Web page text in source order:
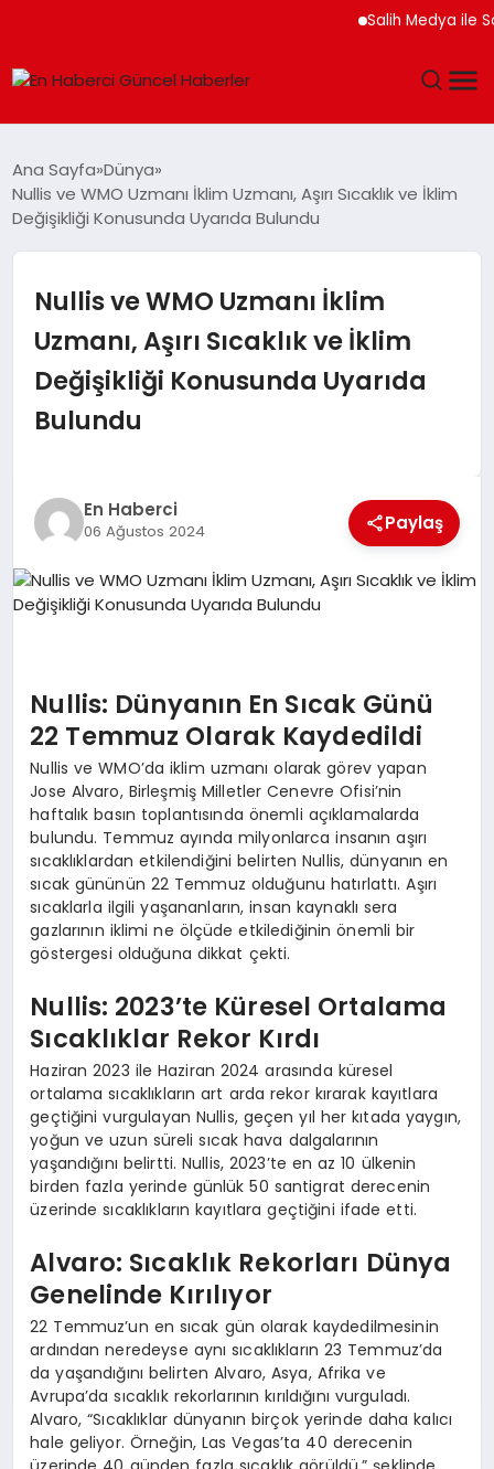
Salih Medya ile
SPOR
MAGAZIN
EKONOMI
SIYASET
Ana Sayfa Dünya
Nullis ve WMO Uzmanı İklim Uzmanı, Aşırı Sıcaklık ve İklim
Değişikliği Konusunda Uyarıda Bulundu
Nullis ve WMO Uzmanı İklim
Uzmanı, Aşırı Sıcaklık ve İklim
Değişikliği Konusunda Uyarıda
Bulundu
En Haberci
06 Ağustos 2024 Paylaş
Nullis: Dünyanın En Sıcak Günü
22 Temmuz Olarak Kaydedildi
Nullis ve WMO’da iklim uzmanı olarak görev yapan
Jose Alvaro, Birleşmiş Milletler Cenevre Ofisi’nin
haftalık basın toplantısında önemli açıklamalarda
bulundu. Temmuz ayında milyonlarca insanın aşırı
sıcaklıklardan etkilendiğini belirten Nullis, dünyanın en
sıcak gününün 22 Temmuz olduğunu hatırlattı. Aşırı
sıcaklarla ilgili yaşananların, insan kaynaklı sera
gazlarının iklimi ne ölçüde etkilediğinin önemli bir
göstergesi olduğuna dikkat çekti.
Nullis: 2023’te Küresel Ortalama
Sıcaklıklar Rekor Kırdı
Haziran 2023 ile Haziran 2024 arasında küresel
ortalama sıcaklıkların art arda rekor kırarak kayıtlara
geçtiğini vurgulayan Nullis, geçen yıl her kıtada yaygın,
yoğun ve uzun süreli sıcak hava dalgalarının
yaşandığını belirtti. Nullis, 2023’te en az 10 ülkenin
birden fazla yerinde günlük 50 santigrat derecenin
üzerinde sıcaklıkların kayıtlara geçtiğini ifade etti.
Alvaro: Sıcaklık Rekorları Dünya
Genelinde Kırılıyor
22 Temmuz’un en sıcak gün olarak kaydedilmesinin
ardından neredeyse aynı sıcaklıkların 23 Temmuz’da
da yaşandığını belirten Alvaro, Asya, Afrika ve
Avrupa’da sıcaklık rekorlarının kırıldığını vurguladı.
Alvaro, “Sıcaklıklar dünyanın birçok yerinde daha kalıcı
hale geliyor. Örneğin, Las Vegas’ta 40 derecenin